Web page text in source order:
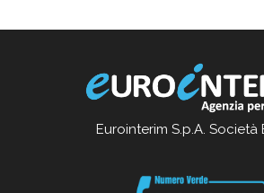
Eurointerim S.p.A. Società